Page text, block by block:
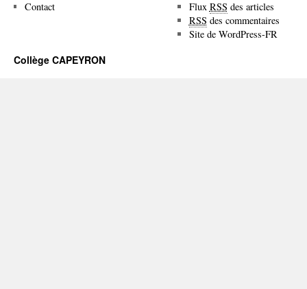
Contact Flux RSS des articles
RSS des commentaires
Site de WordPress-FR
Collège CAPEYRON